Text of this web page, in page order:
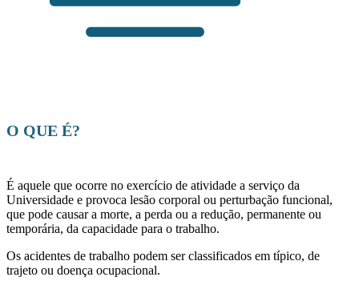
O QUE É?
É aquele que ocorre no exercício de atividade a serviço da
Universidade e provoca lesão corporal ou perturbação funcional,
que pode causar a morte, a perda ou a redução, permanente ou
temporária, da capacidade para o trabalho.
Os acidentes de trabalho podem ser classificados em típico, de
trajeto ou doença ocupacional.